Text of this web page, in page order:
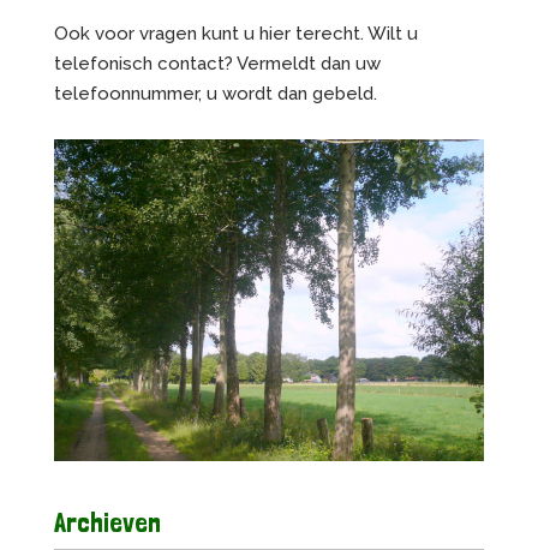
Ook voor vragen kunt u hier terecht. Wilt u
telefonisch contact? Vermeldt dan uw
telefoonnummer, u wordt dan gebeld.
Archieven